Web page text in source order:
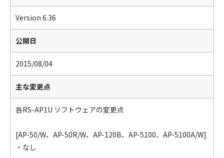
Version 6.36
公開日
2015/08/04
主な変更点
各RS-AP1U ソフトウェアの変更点
[AP-50/W、AP-50R/W、AP-120B、AP-5100、AP-5100A/W]
・なし